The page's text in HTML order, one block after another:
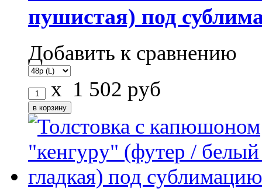
пушистая) под
Добавить к сравнению
x 1 502 руб